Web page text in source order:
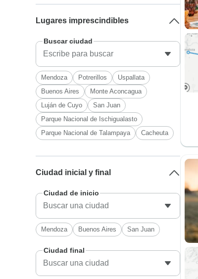
Lugares imprescindibles
Buscar ciudad
Mendoza Potrerillos
Uspallata
Buenos Aires
Monte Aconcagua
Luján de Cuyo
San Juan
Parque Nacional de Ischigualasto
Parque Nacional de Talampaya
Cacheuta
Ciudad inicial y final
Ciudad de inicio
Mendoza Buenos Aires San Juan
Ciudad final